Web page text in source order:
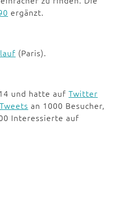
ergänzt.
(Paris).
und hatte auf Twitter
Tweets an 1000 Besucher,
Interessierte auf